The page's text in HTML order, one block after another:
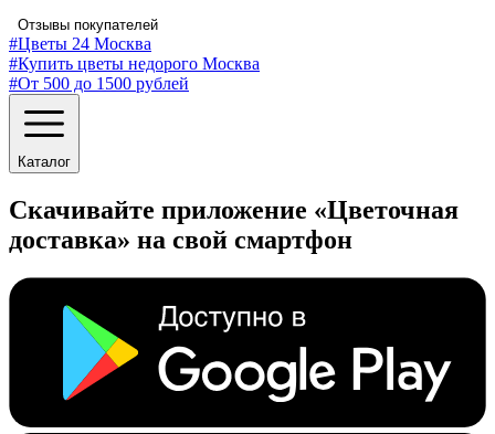
Отзывы покупателей
#Цветы 24 Москва
#Купить цветы недорого Москва
#От 500 до 1500 рублей
Каталог
Скачивайте приложение «Цветочная
доставка» на свой смартфон